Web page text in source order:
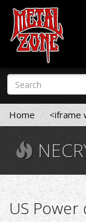
Skip
main
content
Search
form
Search
Home <iframe
US Power